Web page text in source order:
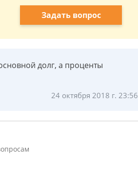
Задать вопрос
долг, а проценты
24 октября 2018 г. 23:56